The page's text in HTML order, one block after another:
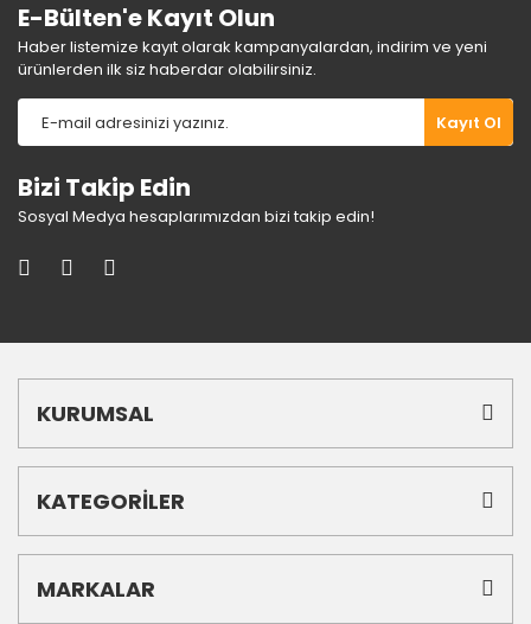
E-Bülten'e Kayıt Olun
Haber listemize kayıt olarak kampanyalardan, indirim ve yeni
ürünlerden ilk siz haberdar olabilirsiniz.
Kayıt Ol
Bizi Takip Edin
Sosyal Medya hesaplarımızdan bizi takip edin!
KURUMSAL
KATEGORİLER
MARKALAR